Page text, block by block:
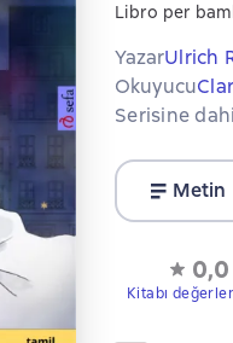
Libro per
YazarUlrich
Okuyucu
Serisine
Metin
0,0
Kitabı